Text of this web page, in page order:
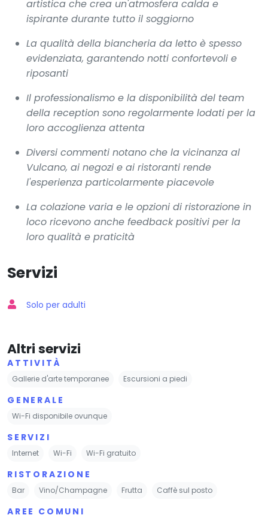
artistica che crea un'atmosfera calda e
ispirante durante tutto il soggiorno
La qualità della biancheria da letto è spesso
evidenziata, garantendo notti confortevoli e
riposanti
Il professionalismo e la disponibilità del team
della reception sono regolarmente lodati per la
loro accoglienza attenta
Diversi commenti notano che la vicinanza al
Vulcano, ai negozi e ai ristoranti rende
l'esperienza particolarmente piacevole
La colazione varia e le opzioni di ristorazione in
loco ricevono anche feedback positivi per la
loro qualità e praticità
Servizi
Solo per adulti
Altri servizi
ATTIVITÀ
Gallerie d'arte temporanee Escursioni a piedi
GENERALE
Wi-Fi disponibile ovunque
SERVIZI
Internet Wi-Fi Wi-Fi gratuito
RISTORAZIONE
Bar Vino/Champagne Frutta Caffè sul posto
AREE COMUNI